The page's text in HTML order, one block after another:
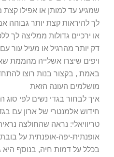
שמגיע עד למותן או אפילו
לך להיראות קצת יותר גבוהה
או ירכיים גדולות ממליצה לך
דק יותר מהרגיל או מעיל עור
ויפים שיצרו אשלייה מהממת
באמת , בקצור בנות רוצו
מושלמים העונה הזאת
איך לבחור בגדי נשים לפי סוג
חידוש אלמנטרי של ארון עם
טריוויאלי: נראה שהחולצה
אופנתית-יפה-אופנתית על
בכלל על דמות חיה, בנוסף